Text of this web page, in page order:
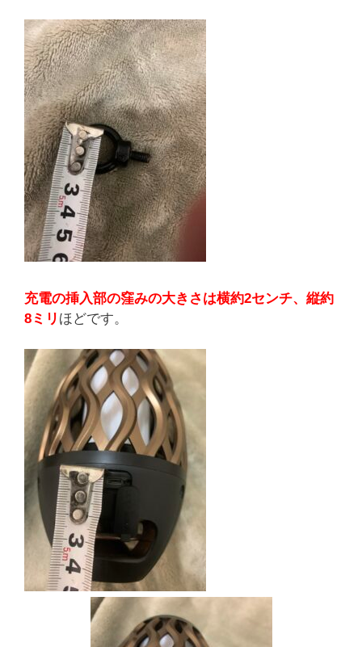
充電の挿入部の窪みの大きさは横約2センチ、縦約
8ミリ ほどです。